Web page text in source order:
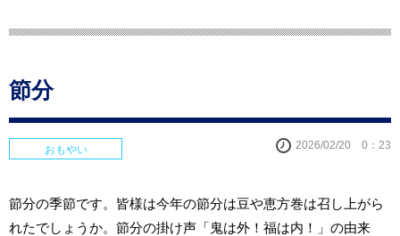
節分
おもやい 2026/02/20 0：23
節分の季節です。皆様は今年の節分は豆や恵方巻は召し上がら
れたでしょうか。節分の掛け声「鬼は外！福は内！」の由来